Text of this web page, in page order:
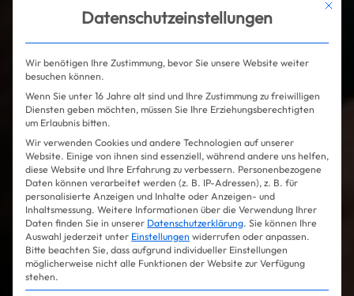
Mit
Datenschutzeinstellungen
Wir benötigen Ihre Zustimmung, bevor Sie unsere Website weiter
besuchen können.
Wenn Sie unter 16 Jahre alt sind und Ihre Zustimmung zu freiwilligen
Diensten geben möchten, müssen Sie Ihre Erziehungsberechtigten
um Erlaubnis bitten.
Wir verwenden Cookies und andere Technologien auf unserer
Website. Einige von ihnen sind essenziell, während andere uns helfen,
diese Website und Ihre Erfahrung zu verbessern. Personenbezogene
Daten können verarbeitet werden (z. B. IP-Adressen), z. B. für
personalisierte Anzeigen und Inhalte oder Anzeigen- und
Inhaltsmessung. Weitere Informationen über die Verwendung Ihrer
Daten finden Sie in unserer Datenschutzerklärung. Sie können Ihre
Auswahl jederzeit unter Einstellungen widerrufen oder anpassen.
Bitte beachten Sie, dass aufgrund individueller Einstellungen
möglicherweise nicht alle Funktionen der Website zur Verfügung
stehen.